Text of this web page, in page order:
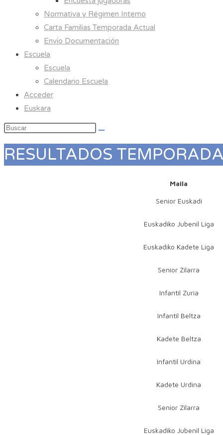
Normativa y Régimen Interno
Carta Familias Temporada Actual
Envío Documentación
Escuela
Escuela
Calendario Escuela
Acceder
Euskara
RESULTADOS
Maila
Senior Euskadi
Euskadiko Jubenil Liga
Euskadiko Kadete Liga
Senior Zilarra
Infantil Zuria
Infantil Beltza
Kadete Beltza
Infantil Urdina
Kadete Urdina
Senior Zilarra
Euskadiko Jubenil Liga